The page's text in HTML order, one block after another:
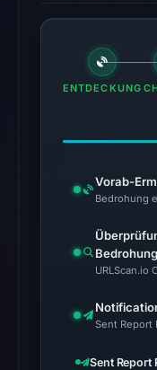
ENTDECKUNG
Vorab-
Bedrohung
URLScan.io
Sent Report
Sent Report